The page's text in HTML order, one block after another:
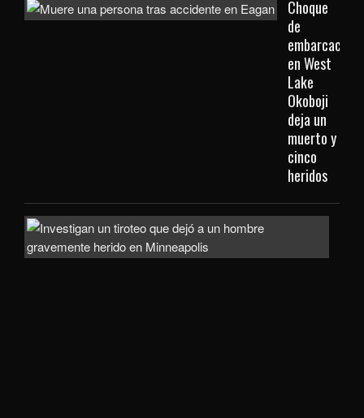
Choque
de
en West
Lake
Okoboji
deja un
muerto y
cinco
heridos